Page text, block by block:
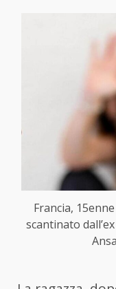
Francia,
scantinato